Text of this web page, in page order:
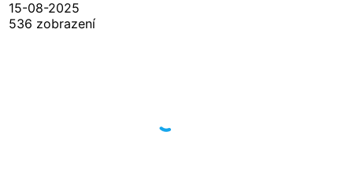
15-08-2025
536 zobrazení